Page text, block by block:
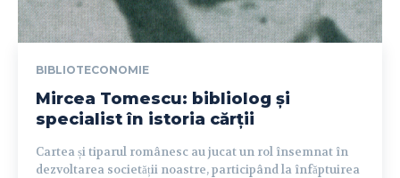
BIBLIOTECONOMIE
Mircea Tomescu: bibliolog și
specialist în istoria cărții
Cartea și tiparul românesc au jucat un rol însemnat în
dezvoltarea societății noastre, participând la înfăptuirea